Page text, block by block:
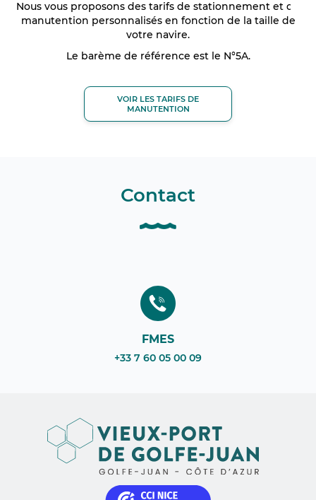
Nous vous proposons des tarifs de stationnement et de
manutention personnalisés en fonction de la taille de
votre navire.
Le barème de référence est le N°5A.
VOIR LES TARIFS DE
MANUTENTION
Contact
FMES
+33 7 60 05 00 09